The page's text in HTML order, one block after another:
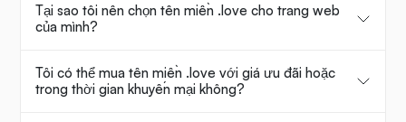
Tại sao tôi nên chọn tên miền .love cho trang web
của mình?
Tôi có thể mua tên miền .love với giá ưu đãi hoặc
trong thời gian khuyến mại không?